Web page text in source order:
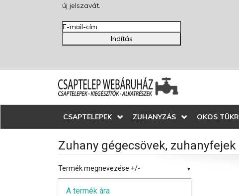
új jelszavát.
Indítás
CSAPTELEPEK ZUHANYZÁS OKOS
Zuhany gégecsövek, zuhanyfejek
Termék megnevezése +/-
A termék ára